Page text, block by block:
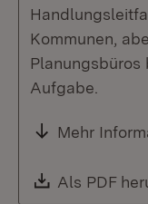
Kommunen,
Planungsbüros
Aufgabe.
Mehr
Download:
Als PDF